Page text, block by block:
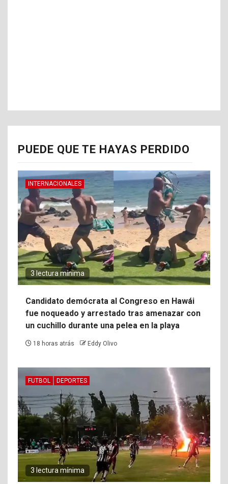
PUEDE QUE TE HAYAS PERDIDO
INTERNACIONALES
3 lectura mínima
Candidato demócrata al Congreso en Hawái
fue noqueado y arrestado tras amenazar con
un cuchillo durante una pelea en la playa
18 horas atrás Eddy Olivo
FUTBOL DEPORTES
3 lectura mínima